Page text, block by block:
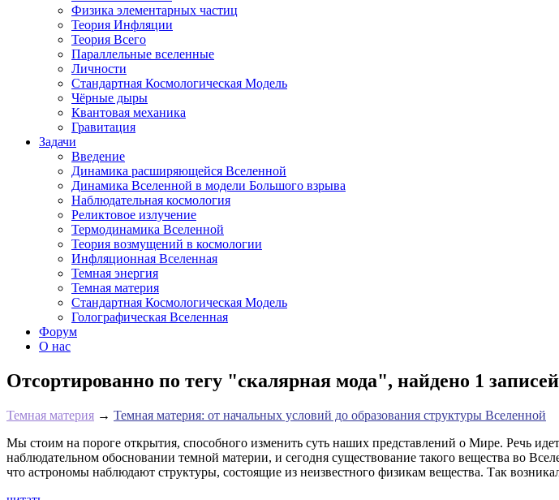
Физика элементарных частиц
Теория Инфляции
Теория Всего
Параллельные вселенные
Личности
Стандартная Космологическая Модель
Чёрные дыры
Квантовая механика
Гравитация
Задачи
Введение
Динамика расширяющейся Вселенной
Динамика Вселенной в модели Большого взрыва
Наблюдательная космология
Реликтовое излучение
Термодинамика Вселенной
Теория возмущений в космологии
Инфляционная Вселенная
Темная энергия
Темная материя
Стандартная Космологическая Модель
Голографическая Вселенная
Форум
О нас
Отсортированно по тегу "скалярная мода", найдено 1 записей
Темная материя → Темная материя: от начальных условий до образования структуры Вселенной
Мы стоим на пороге открытия, способного изменить суть наших представлений о Мире. Речь
наблюдательном обосновании темной материи, и сегодня существование такого вещества во
что астрономы наблюдают структуры, состоящие из неизвестного физикам вещества. Так